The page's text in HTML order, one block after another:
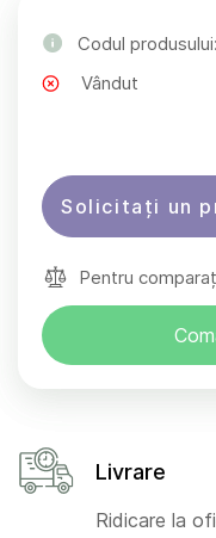
Codul produsului:
Vândut
Solicitați un
Pentru
Livrare
Ridicare la